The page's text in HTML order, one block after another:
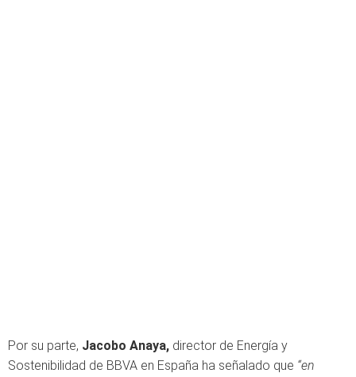
Por su parte, Jacobo Anaya, director de Energía y
Sostenibilidad de BBVA en España ha señalado que “en